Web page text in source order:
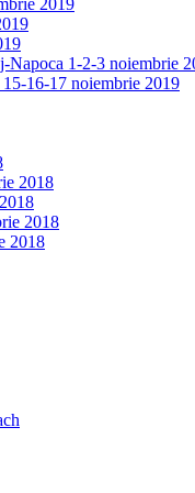
2019
Napoca 1-2-3 noiembrie
16-17 noiembrie 2019
2018
2018
2018